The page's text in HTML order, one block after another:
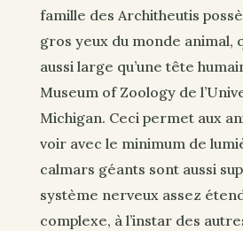
famille des Architheutis
gros yeux du monde animal,
aussi large qu’une tête
Museum of Zoology de
Michigan. Ceci permet aux
voir avec le minimum de
calmars géants sont aussi
système nerveux assez
complexe, à l’instar des